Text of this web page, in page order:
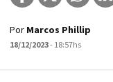
Por Marcos Phillip
18/12/2023- 18:57hs